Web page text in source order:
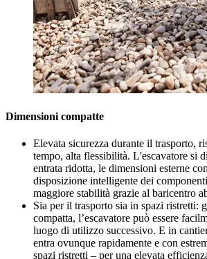
Dimensioni compatte
Elevata sicurezza durante il trasporto,
tempo, alta flessibilità. L'escavatore si
entrata ridotta, le dimensioni esterne
disposizione intelligente dei
maggiore stabilità grazie al baricentro
Sia per il trasporto sia in spazi ristretti:
compatta, l’escavatore può essere
luogo di utilizzo successivo. E in
entra ovunque rapidamente e con
spazi ristretti – per una elevata